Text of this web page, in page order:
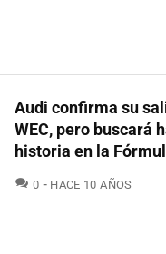
Audi confirma su
WEC, pero buscará
historia en la
0 COMENTARIOS
HACE 10 AÑOS